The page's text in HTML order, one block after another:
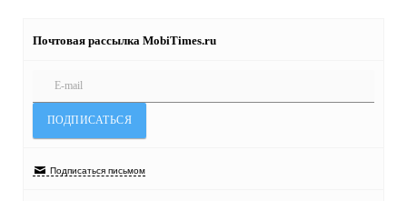
Почтовая рассылка MobiTimes.ru
Подписаться письмом